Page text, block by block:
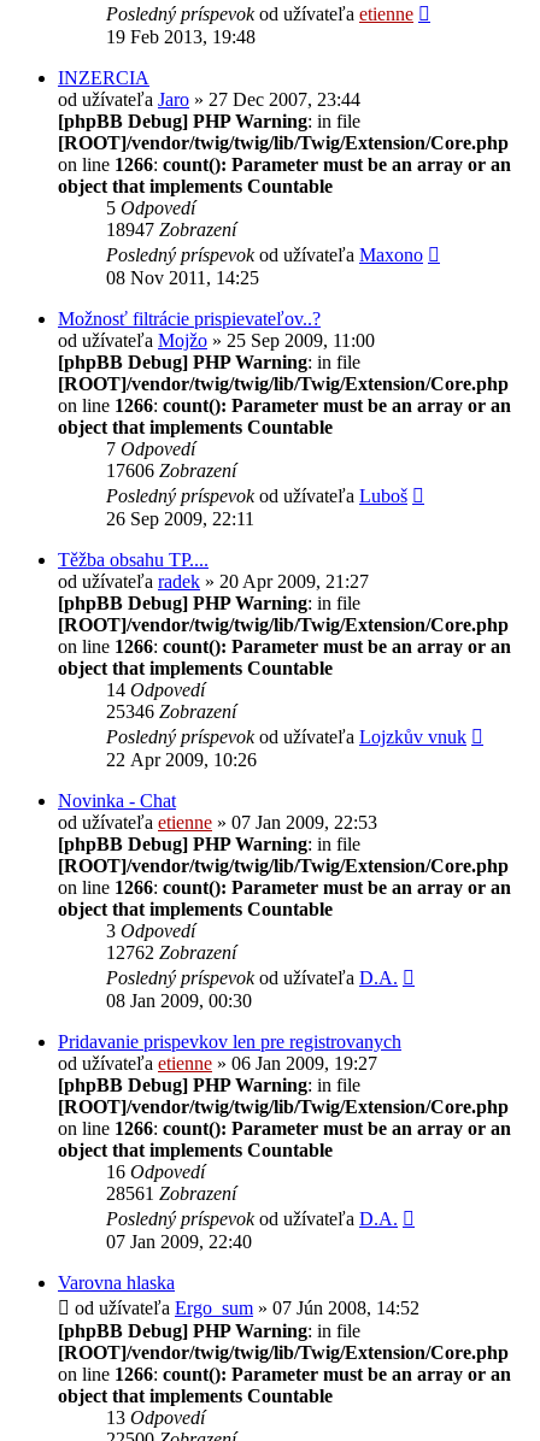
Posledný príspevokod užívateľa etienne
19 Feb 2013, 19:48
INZERCIA
od užívateľa Jaro » 27 Dec 2007, 23:44
[phpBB Debug] PHP Warning: in file
[ROOT]/vendor/twig/twig/lib/Twig/Extension/Core.php
on line 1266: count(): Parameter must be an array or an
object that implements Countable
5 Odpovedí
18947 Zobrazení
Posledný príspevokod užívateľa Maxono
08 Nov 2011, 14:25
Možnosť filtrácie prispievateľov..?
od užívateľa Mojžo » 25 Sep 2009, 11:00
[phpBB Debug] PHP Warning: in file
[ROOT]/vendor/twig/twig/lib/Twig/Extension/Core.php
on line 1266: count(): Parameter must be an array or an
object that implements Countable
7 Odpovedí
17606 Zobrazení
Posledný príspevokod užívateľa Luboš
26 Sep 2009, 22:11
Těžba obsahu TP....
od užívateľa radek » 20 Apr 2009, 21:27
[phpBB Debug] PHP Warning: in file
[ROOT]/vendor/twig/twig/lib/Twig/Extension/Core.php
on line 1266: count(): Parameter must be an array or an
object that implements Countable
14 Odpovedí
25346 Zobrazení
Posledný príspevokod užívateľa Lojzkův vnuk
22 Apr 2009, 10:26
Novinka - Chat
od užívateľa etienne » 07 Jan 2009, 22:53
[phpBB Debug] PHP Warning: in file
[ROOT]/vendor/twig/twig/lib/Twig/Extension/Core.php
on line 1266: count(): Parameter must be an array or an
object that implements Countable
3 Odpovedí
12762 Zobrazení
Posledný príspevokod užívateľa D.A.
08 Jan 2009, 00:30
Pridavanie prispevkov len pre registrovanych
od užívateľa etienne » 06 Jan 2009, 19:27
[phpBB Debug] PHP Warning: in file
[ROOT]/vendor/twig/twig/lib/Twig/Extension/Core.php
on line 1266: count(): Parameter must be an array or an
object that implements Countable
16 Odpovedí
28561 Zobrazení
Posledný príspevokod užívateľa D.A.
07 Jan 2009, 22:40
Varovna hlaska
od užívateľa Ergo_sum » 07 Jún 2008, 14:52
[phpBB Debug] PHP Warning: in file
[ROOT]/vendor/twig/twig/lib/Twig/Extension/Core.php
on line 1266: count(): Parameter must be an array or an
object that implements Countable
13 Odpovedí